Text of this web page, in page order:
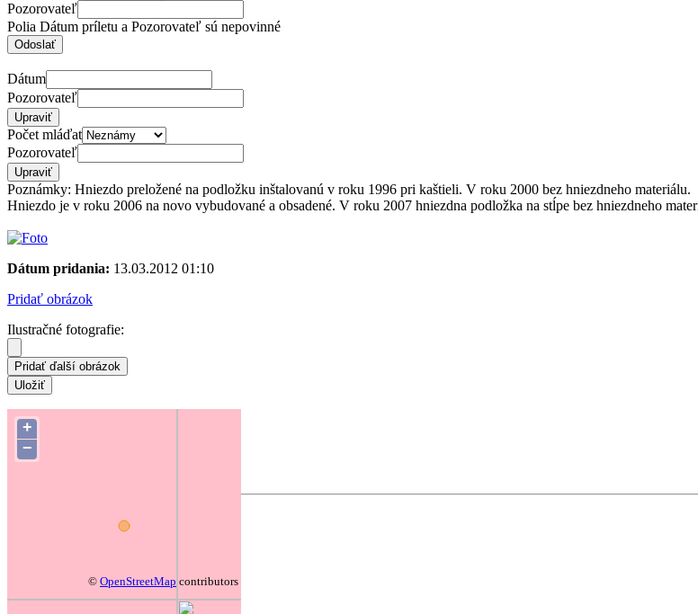
Pozorovateľ
Polia Dátum príletu a Pozorovateľ sú nepovinné
Dátum
Pozorovateľ
Počet mláďat
Pozorovateľ
Poznámky: Hniezdo preložené na podložku inštalovanú v roku 1996 pri kaštieli. V roku 2000 bez hniezdneho materiálu.
Hniezdo je v roku 2006 na novo vybudované a obsadené. V roku 2007 hniezdna podložka na stĺpe bez hniezdneho
Dátum pridania: 13.03.2012 01:10
Pridať obrázok
Ilustračné fotografie:
+
−
© OpenStreetMap contributors
Súradnice hniezda:
Zmeniť polohu na mape